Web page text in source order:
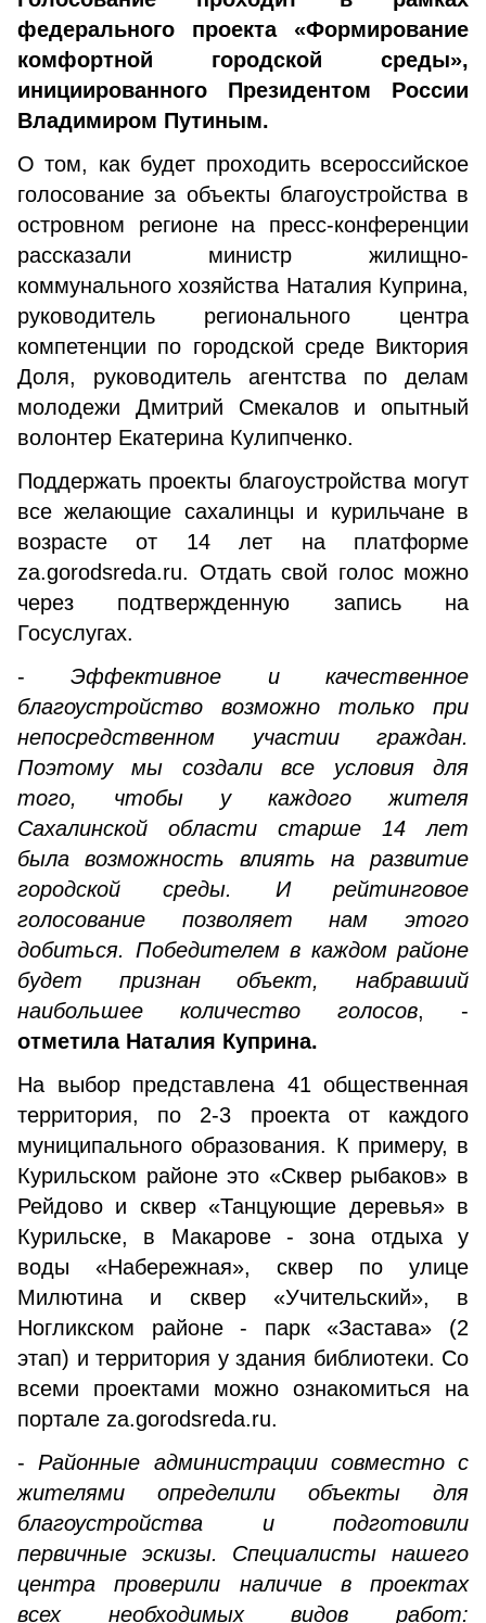
федерального проекта «Формирование
комфортной городской среды»,
инициированного Президентом России
Владимиром Путиным.
О том, как будет проходить всероссийское
голосование за объекты благоустройства в
островном регионе на пресс-конференции
рассказали министр жилищно-
коммунального хозяйства Наталия Куприна,
руководитель регионального центра
компетенции по городской среде Виктория
Доля, руководитель агентства по делам
молодежи Дмитрий Смекалов и опытный
волонтер Екатерина Кулипченко.
Поддержать проекты благоустройства могут
все желающие сахалинцы и курильчане в
возрасте от 14 лет на платформе
za.gorodsreda.ru. Отдать свой голос можно
через подтвержденную запись на
Госуслугах.
-Эффективное и качественное
благоустройство возможно только при
непосредственном участии граждан.
Поэтому мы создали все условия для
того, чтобы у каждого жителя
Сахалинской области старше 14 лет
была возможность влиять на развитие
городской среды. И рейтинговое
голосование позволяет нам этого
добиться. Победителем в каждом районе
будет признан объект, набравший
наибольшее количество голосов, -
отметила Наталия Куприна.
На выбор представлена 41 общественная
территория, по 2-3 проекта от каждого
муниципального образования. К примеру, в
Курильском районе это «Сквер рыбаков» в
Рейдово и сквер «Танцующие деревья» в
Курильске, в Макарове - зона отдыха у
воды «Набережная», сквер по улице
Милютина и сквер «Учительский», в
Ногликском районе - парк «Застава» (2
этап) и территория у здания библиотеки. Со
всеми проектами можно ознакомиться на
портале za.gorodsreda.ru.
-Районные администрации совместно с
жителями определили объекты для
благоустройства и подготовили
первичные эскизы. Специалисты нашего
центра проверили наличие в проектах
всех необходимых видов работ: